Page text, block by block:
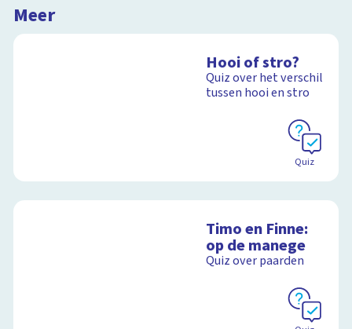
Meer
Hooi of stro?
Quiz over het verschil
tussen hooi en stro
Quiz
Timo en Finne:
op de manege
Quiz over paarden